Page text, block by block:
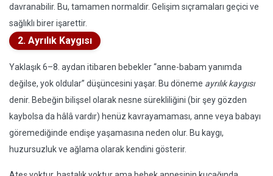
davranabilir. Bu, tamamen normaldir. Gelişim sıçramaları geçici ve
sağlıklı birer işarettir.
2. Ayrılık Kaygısı
Yaklaşık 6–8. aydan itibaren bebekler “anne-babam yanımda
değilse, yok oldular” düşüncesini yaşar. Bu döneme ayrılık kaygısı
denir. Bebeğin bilişsel olarak nesne sürekliliğini (bir şey gözden
kaybolsa da hâlâ vardır) henüz kavrayamaması, anne veya babayı
göremediğinde endişe yaşamasına neden olur. Bu kaygı,
huzursuzluk ve ağlama olarak kendini gösterir.